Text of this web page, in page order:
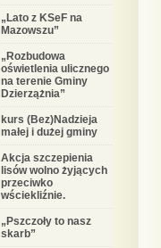
„Lato z KSeF na
Mazowszu”
„Rozbudowa
oświetlenia ulicznego
na terenie Gminy
Dzierzążnia”
kurs (Bez)Nadzieja
małej i dużej gminy
Akcja szczepienia
lisów wolno żyjących
przeciwko
wściekliźnie.
„Pszczoły to nasz
skarb”